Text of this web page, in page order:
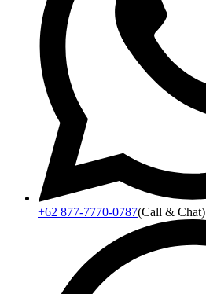
+62 877-7770-0787(Call & Chat)